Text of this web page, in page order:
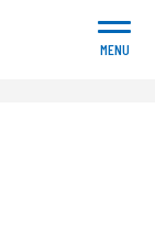
MENU